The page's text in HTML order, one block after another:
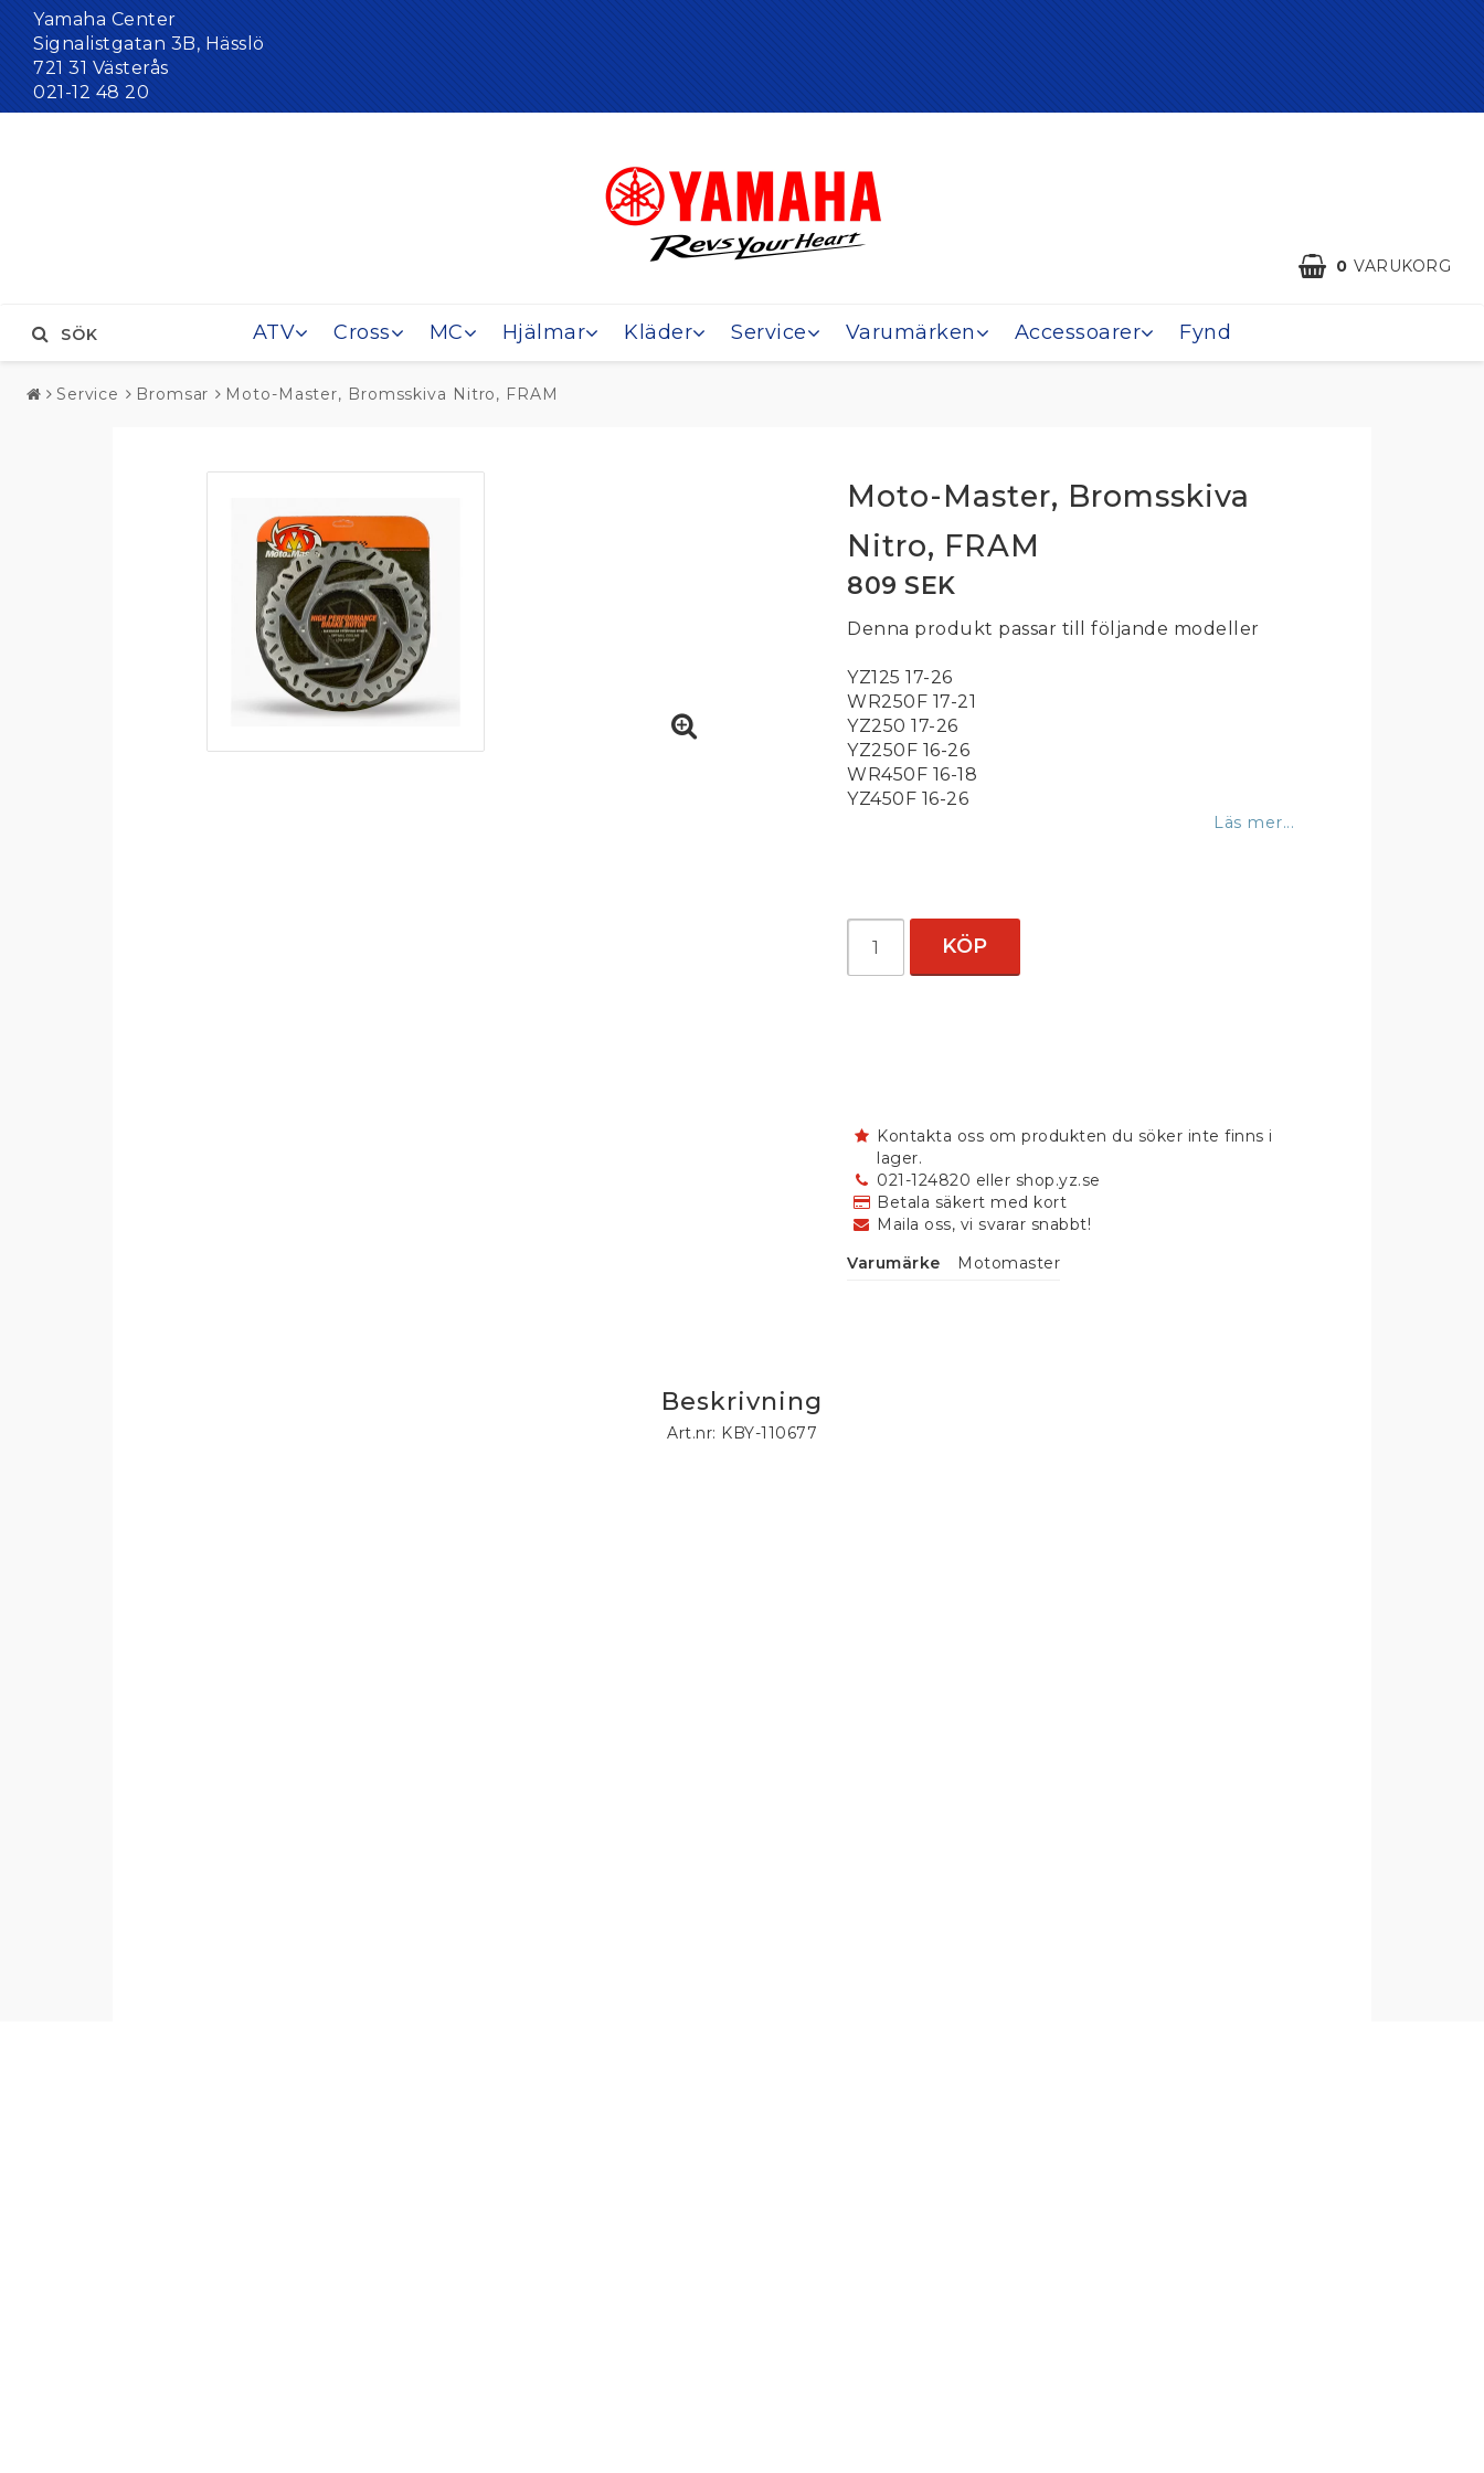
Yamaha Center
Signalistgatan 3B, Hässlö
721 31 Västerås
021-12 48 20
0 VARUKORG
ATV Cross MC Hjälmar Kläder Service Varumärken Accessoarer Fynd
SÖK
Service Bromsar Moto-Master, Bromsskiva Nitro, FRAM
Moto-Master, Bromsskiva
Nitro, FRAM
809 SEK
Denna produkt passar till följande modeller
YZ125 17-26
WR250F 17-21
YZ250 17-26
YZ250F 16-26
WR450F 16-18
YZ450F 16-26
Läs mer...
KÖP
Kontakta oss om produkten du söker inte finns i
lager.
021-124820 eller shop.yz.se
Betala säkert med kort
Maila oss, vi svarar snabbt!
Varumärke
Motomaster
Beskrivning
Art.nr: KBY-110677